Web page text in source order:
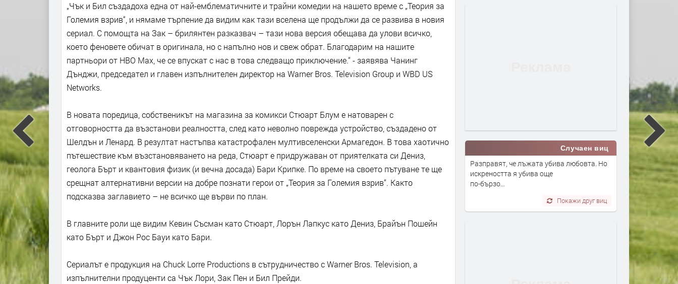
„Чък и Бил създадоха една от най-емблематичните и трайни комедии на нашето време с „Теория за
Големия взрив“, и нямаме търпение да видим как тази вселена ще продължи да се развива в новия
сериал. С помощта на Зак – брилянтен разказвач – тази нова версия обещава да улови всичко,
което феновете обичат в оригинала, но с напълно нов и свеж обрат. Благодарим на нашите
партньори от HBO Max, че се впускат с нас в това следващо приключение.“ - заявява Чанинг
Дънджи, председател и главен изпълнителен директор на Warner Bros. Television Group и WBD US
Networks.
В новата поредица, собственикът на магазина за комикси Стюарт Блум е натоварен с
отговорността да възстанови реалността, след като неволно поврежда устройство, създадено от
Шелдън и Ленард. В резултат настъпва катастрофален мултивселенски Армагедон. В това хаотично
пътешествие към възстановяването на реда, Стюарт е придружаван от приятелката си Дениз,
геолога Бърт и квантовия физик (и вечна досада) Бари Крипке. По време на своето пътуване те ще
срещнат алтернативни версии на добре познати герои от „Теория за Големия взрив“. Както
подсказва заглавието – не всичко ще върви по план.
В главните роли ще видим Кевин Съсман като Стюарт, Лорън Лапкус като Дениз, Брайън Пошейн
като Бърт и Джон Рос Бауи като Бари.
Сериалът е продукция на Chuck Lorre Productions в сътрудничество с Warner Bros. Television, а
изпълнителни продуценти са Чък Лори, Зак Пен и Бил Прейди.
Случаен виц
Разправят, че лъжата убива любовта. Но
искреността я убива още
по-бързо...
Покажи друг виц